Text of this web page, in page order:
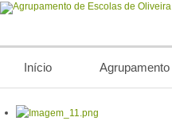
Início Agrupamento